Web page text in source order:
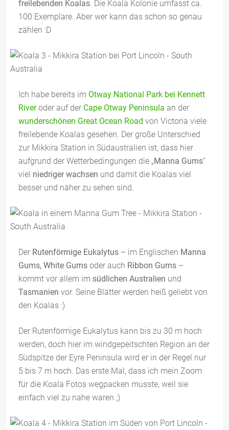
freilebenden Koalas . Die Koala Kolonie umfasst ca.
100 Exemplare. Aber wer kann das schon so genau
zählen :D
Ich habe bereits im Otway National Park bei Kennett
Riveroder auf der Cape Otway Peninsula an der
wunderschönen Great Ocean Road von Victoria viele
freilebende Koalas gesehen. Der große Unterschied
zur Mikkira Station in Südaustralien ist, dass hier
aufgrund der Wetterbedingungen die „Manna Gums“
viel niedriger wachsen und damit die Koalas viel
besser und näher zu sehen sind.
Der Rutenförmige Eukalytus – im Englischen Manna
Gums, White Gums oder auch Ribbon Gums –
kommt vor allem im südlichen Australien und
Tasmanien vor. Seine Blätter werden heiß geliebt von
den Koalas :)
Der Rutenförmige Eukalytus kann bis zu 30 m hoch
werden, doch hier im windgepeitschten Region an der
Südspitze der Eyre Peninsula wird er in der Regel nur
5 bis 7 m hoch. Das erste Mal, dass ich mein Zoom
für die Koala Fotos wegpacken musste, weil sie
einfach viel zu nahe waren ;)